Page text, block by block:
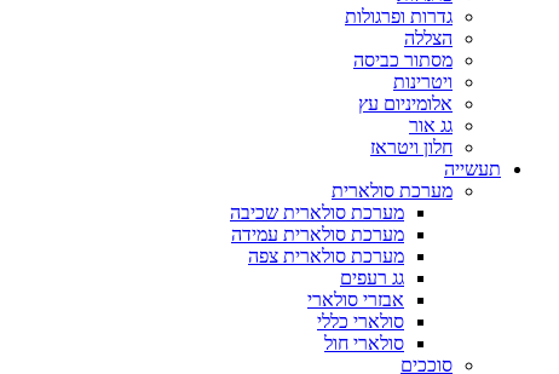
גדרות ופרגולות
הצללה
מסתור כביסה
ויטרינות
אלומיניום עץ
גג אור
חלון ויטראז
תעשייה
מערכת סולארית
מערכת סולארית שכיבה
מערכת סולארית עמידה
מערכת סולארית צפה
גג רעפים
אבזרי סולארי
סולארי כללי
סולארי חול
סוככים